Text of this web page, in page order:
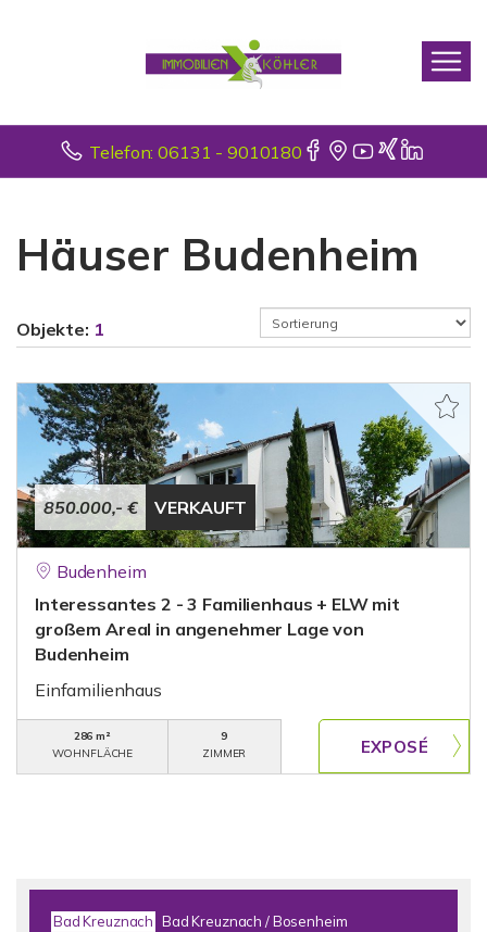
Telefon: 06131 - 9010180
Häuser Budenheim
Objekte: 1
850.000,- € VERKAUFT
Budenheim
Interessantes 2 - 3 Familienhaus + ELW mit
großem Areal in angenehmer Lage von
Budenheim
Einfamilienhaus
286 m²
WOHNFLÄCHE
9
ZIMMER
Bad Kreuznach Bad Kreuznach / Bosenheim